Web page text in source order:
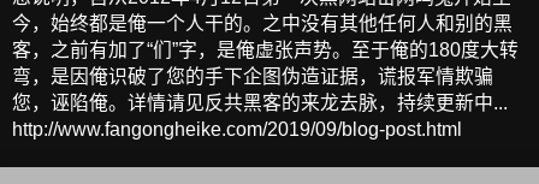
今，始终都是俺一个人干的。之中没有其他任何人和别的黑
客，之前有加了“们”字，是俺虚张声势。至于俺的180度大转
弯，是因俺识破了您的手下企图伪造证据，谎报军情欺骗
您，诬陷俺。详情请见反共黑客的来龙去脉，持续更新中...
http://www.fangongheike.com/2019/09/blog-post.html